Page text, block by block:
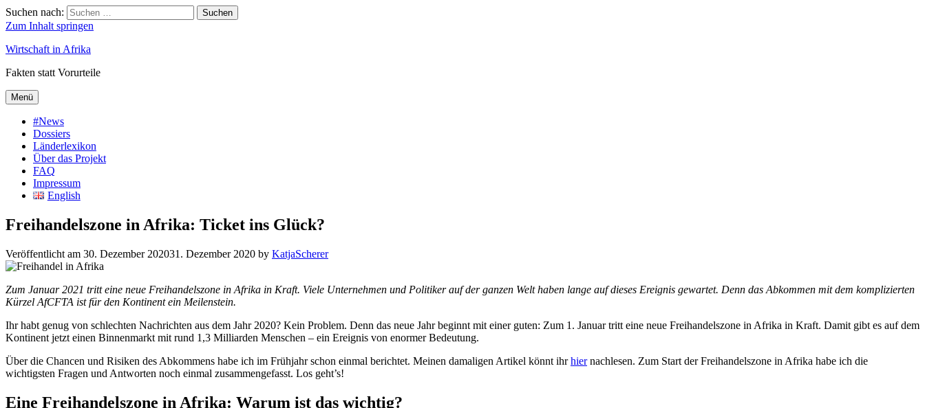
Suchen nach: Suchen
Zum Inhalt springen
Wirtschaft in Afrika
Fakten statt Vorurteile
Menü
#News
Dossiers
Länderlexikon
Über das Projekt
FAQ
Impressum
English
Freihandelszone in Afrika: Ticket ins Glück?
Veröffentlicht am 30. Dezember 202031. Dezember 2020 by KatjaScherer
Zum Januar 2021 tritt eine neue Freihandelszone in Afrika in Kraft. Viele Unternehmen und Politiker auf der ganzen Welt haben lange auf dieses Ereignis gewartet. Denn das Abkommen mit dem komplizierten
Kürzel AfCFTA ist für den Kontinent ein Meilenstein.
Ihr habt genug von schlechten Nachrichten aus dem Jahr 2020? Kein Problem. Denn das neue Jahr beginnt mit einer guten: Zum 1. Januar tritt eine neue Freihandelszone in Afrika in Kraft. Damit gibt es auf dem
Kontinent jetzt einen Binnenmarkt mit rund 1,3 Milliarden Menschen – ein Ereignis von enormer Bedeutung.
Über die Chancen und Risiken des Abkommens habe ich im Frühjahr schon einmal berichtet. Meinen damaligen Artikel könnt ihrhiernachlesen. Zum Start der Freihandelszone in Afrika habe ich die
wichtigsten Fragen und Antworten noch einmal zusammengefasst. Los geht’s!
Eine Freihandelszone in Afrika: Warum ist das wichtig?